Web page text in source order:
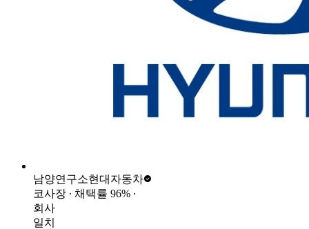
남양연구소현대자동차
코사장 ∙ 채택률 96% ∙
회사
일치